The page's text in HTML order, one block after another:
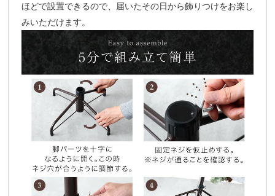
ほどで設置できるので、届いたその日から飾りつけをお楽し
みいただけます。